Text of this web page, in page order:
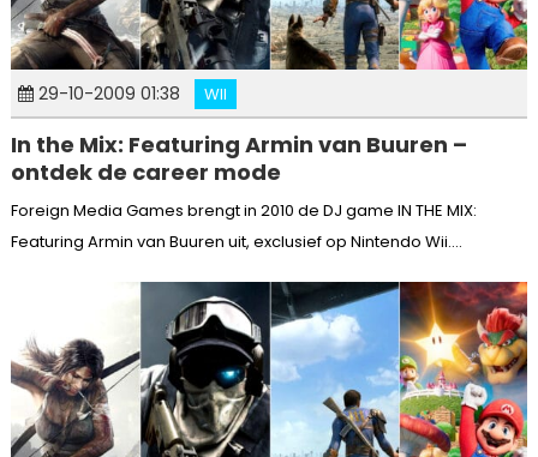
29-10-2009 01:38 WII
In the Mix: Featuring Armin van Buuren –
ontdek de career mode
Foreign Media Games brengt in 2010 de DJ game IN THE MIX:
Featuring Armin van Buuren uit, exclusief op Nintendo Wii....